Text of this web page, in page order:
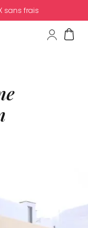
Frais de port offert à